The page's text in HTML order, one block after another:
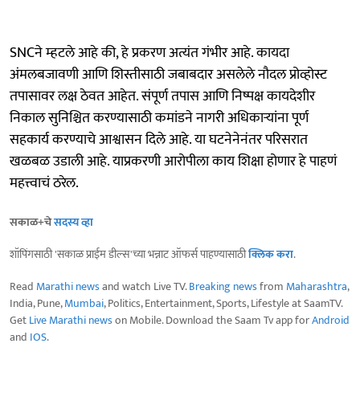
SNCने म्हटले आहे की, हे प्रकरण अत्यंत गंभीर आहे. कायदा
अंमलबजावणी आणि शिस्तीसाठी जबाबदार असलेले नौदल प्रोव्होस्ट
तपासावर लक्ष ठेवत आहेत. संपूर्ण तपास आणि निष्पक्ष कायदेशीर
निकाल सुनिश्चित करण्यासाठी कमांडने नागरी अधिकाऱ्यांना पूर्ण
सहकार्य करण्याचे आश्वासन दिले आहे. या घटनेनेनंतर परिसरात
खळबळ उडाली आहे. याप्रकरणी आरोपीला काय शिक्षा होणार हे पाहणं
महत्त्वाचं ठरेल.
सकाळ+चेसदस्य व्हा
शॉपिंगसाठी 'सकाळ प्राईम डील्स'च्या भन्नाट ऑफर्स पाहण्यासाठीक्लिक करा.
Read Marathi newsand watch Live TV.Breaking newsfrom Maharashtra,
India, Pune,Mumbai, Politics, Entertainment, Sports, Lifestyle at SaamTV.
GetLive Marathi newson Mobile. Download the Saam Tv app forAndroid
and IOS.